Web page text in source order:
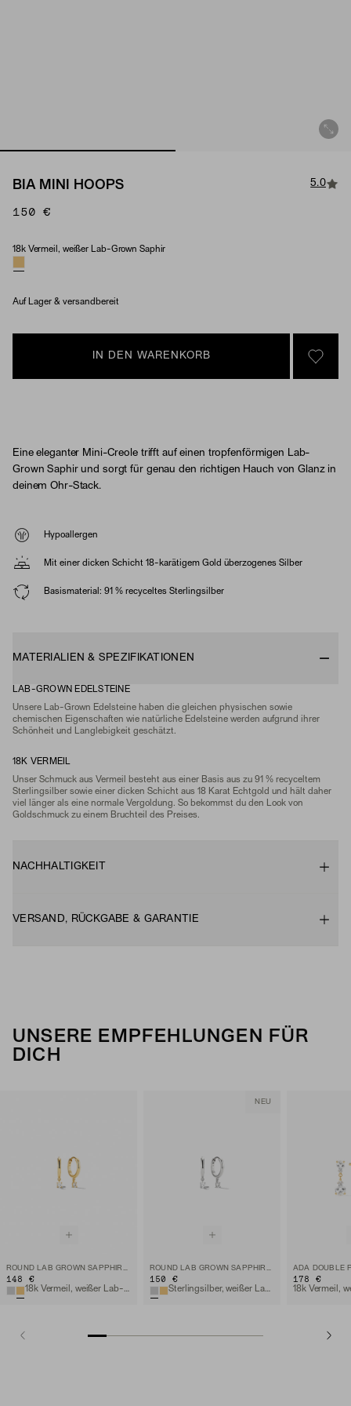
BIA MINI HOOPS 5.0
150 €
Material & Stone Options
18k Vermeil, weißer Lab-Grown Saphir
Auf Lager & versandbereit
IN DEN WARENKORB
SIGN
Eine eleganter Mini-Creole trifft auf einen tropfenförmigen Lab-
Grown Saphir und sorgt für genau den richtigen Hauch von Glanz in
deinem Ohr-Stack.
Hypoallergen
Mit einer dicken Schicht 18-karätigem Gold überzogenes Silber
Basismaterial: 91 % recyceltes Sterlingsilber
MATERIALIEN & SPEZIFIKATIONEN
LAB-GROWN EDELSTEINE
Unsere Lab-Grown Edelsteine ​​haben die gleichen physischen sowie
chemischen Eigenschaften wie natürliche Edelsteine werden aufgrund ihrer
Schönheit und Langlebigkeit geschätzt.
18K VERMEIL
Unser Schmuck aus Vermeil besteht aus einer Basis aus zu 91 % recyceltem
Sterlingsilber sowie einer dicken Schicht aus 18 Karat Echtgold und hält daher
viel länger als eine normale Vergoldung. So bekommst du den Look von
Goldschmuck zu einem Bruchteil des Preises.
NACHHALTIGKEIT
VERSAND, RÜCKGABE & GARANTIE
UNSERE EMPFEHLUNGEN FÜR
DICH
ROUND LAB GROWN SAPPHIRE HOOPS
148 €
18k Vermeil, weißer Lab-Grown Saphir
NEU
ROUND LAB GROWN SAPPHIRE HOOPS
150 €
Sterlingsilber, weißer Lab-Grown Saphir
178 €